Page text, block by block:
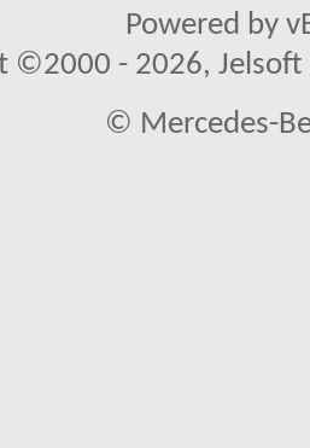
autor, e tanto os
Ltd.
pelo conteúdo
Powered by
©2000 - 2026,
© Mercedes-